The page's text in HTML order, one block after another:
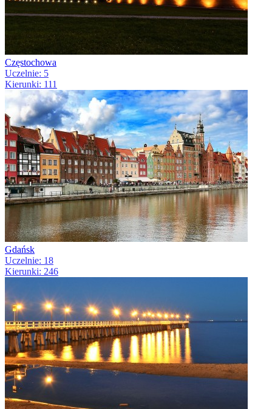
Częstochowa
Uczelnie: 5
Kierunki: 111
Gdańsk
Uczelnie: 18
Kierunki: 246